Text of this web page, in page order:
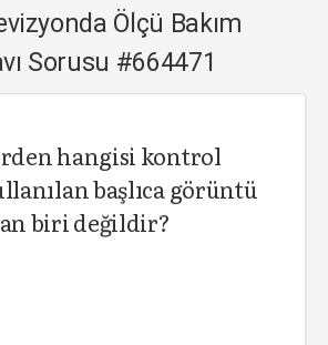
Ölçü Bakım
Sorusu #664471
hangisi kontrol
başlıca görüntü
biri değildir?